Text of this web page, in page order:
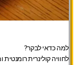
למה כדאי לבקר?
לחוויה קולינרית